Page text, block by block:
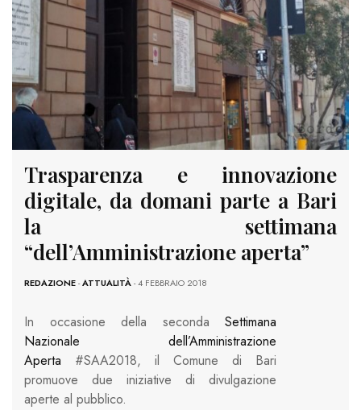
Trasparenza e innovazione
digitale, da domani parte a Bari
la settimana
“dell’Amministrazione aperta”
REDAZIONE-ATTUALITÀ- 4 FEBBRAIO 2018
In occasione della seconda Settimana
Nazionale dell’Amministrazione
Aperta #SAA2018, il Comune di Bari
promuove due iniziative di divulgazione
aperte al pubblico.